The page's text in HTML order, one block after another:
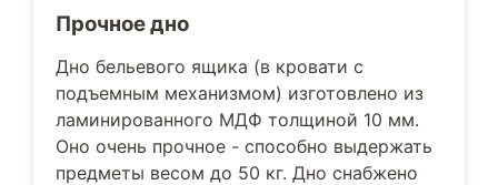
Прочное дно
Дно бельевого ящика (в кровати с
подъемным механизмом) изготовлено из
ламинированного МДФ толщиной 10 мм.
Оно очень прочное - способно выдержать
предметы весом до 50 кг. Дно снабжено